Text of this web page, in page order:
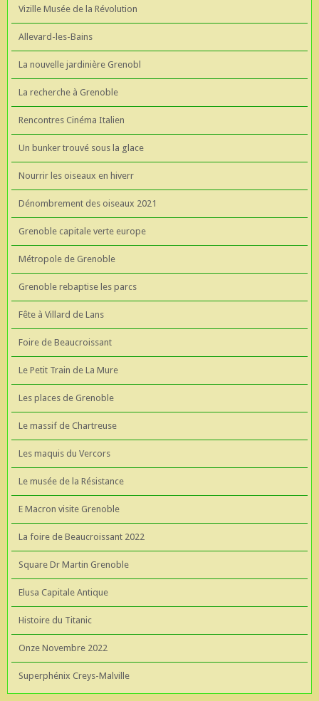
Vizille Musée de la Révolution
Allevard-les-Bains
La nouvelle jardinière Grenobl
La recherche à Grenoble
Rencontres Cinéma Italien
Un bunker trouvé sous la glace
Nourrir les oiseaux en hiverr
Dénombrement des oiseaux 2021
Grenoble capitale verte europe
Métropole de Grenoble
Grenoble rebaptise les parcs
Fête à Villard de Lans
Foire de Beaucroissant
Le Petit Train de La Mure
Les places de Grenoble
Le massif de Chartreuse
Les maquis du Vercors
Le musée de la Résistance
E Macron visite Grenoble
La foire de Beaucroissant 2022
Square Dr Martin Grenoble
Elusa Capitale Antique
Histoire du Titanic
Onze Novembre 2022
Superphénix Creys-Malville